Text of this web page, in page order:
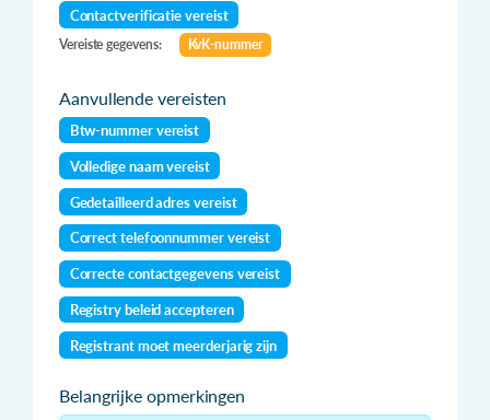
Contactverificatie vereist
Vereiste gegevens: KvK-nummer
Aanvullende vereisten
Btw-nummer vereist
Volledige naam vereist
Gedetailleerd adres vereist
Correct telefoonnummer vereist
Correcte contactgegevens vereist
Registry beleid accepteren
Registrant moet meerderjarig zijn
Belangrijke opmerkingen